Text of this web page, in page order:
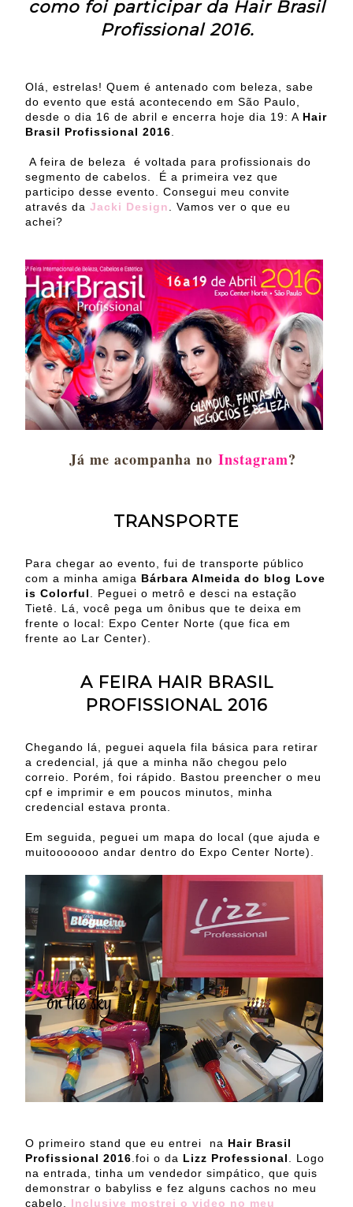
como foi participar da Hair Brasil
Profissional 2016.
Olá, estrelas! Quem é antenado com beleza, sabe
do evento que está acontecendo em São Paulo,
desde o dia 16 de abril e encerra hoje dia 19: A Hair
Brasil Profissional 2016
A feira de beleza é voltada para profissionais do
segmento de cabelos. É a primeira vez que
participo desse evento. Consegui meu convite
através da Jacki Design
. Vamos ver o que eu
achei?
Já me acompanha no Instagram?
TRANSPORTE
Para chegar ao evento, fui de transporte público
com a minha amiga Bárbara Almeida do blog Love
is Colorful
. Peguei o metrô e desci na estação
Tietê. Lá, você pega um ônibus que te deixa em
frente o local: Expo Center Norte (que fica em
frente ao Lar Center).
A FEIRA HAIR BRASIL
PROFISSIONAL 2016
Chegando lá, peguei aquela fila básica para retirar
a credencial, já que a minha não chegou pelo
correio. Porém, foi rápido. Bastou preencher o meu
cpf e imprimir e em poucos minutos, minha
credencial estava pronta.
Em seguida, peguei um mapa do local (que ajuda e
muitooooooo andar dentro do Expo Center Norte).
O primeiro stand que eu entrei na Hair Brasil
Profissional 2016 .foi o da Lizz Professional
. Logo
na entrada, tinha um vendedor simpático, que quis
demonstrar o babyliss e fez alguns cachos no meu
cabelo.
Inclusive mostrei o video no meu